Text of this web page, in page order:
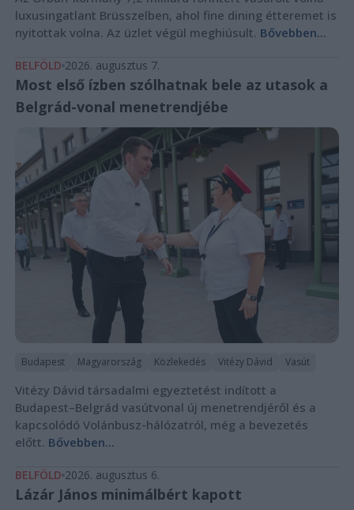
luxusingatlant Brüsszelben, ahol fine dining étteremet is
nyitottak volna. Az üzlet végül meghiúsult. Bővebben...
BELFÖLD 2026. augusztus 7.
Most első ízben szólhatnak bele az utasok a
Belgrád-vonal menetrendjébe
Budapest Magyarország Közlekedés Vitézy Dávid Vasút
Vitézy Dávid társadalmi egyeztetést indított a
Budapest–Belgrád vasútvonal új menetrendjéről és a
kapcsolódó Volánbusz-hálózatról, még a bevezetés
előtt. Bővebben...
BELFÖLD 2026. augusztus 6.
Lázár János minimálbért kapott